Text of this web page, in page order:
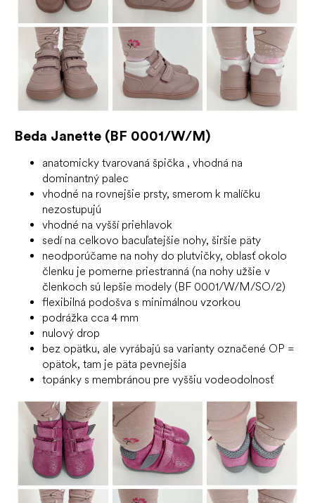
Beda Janette (BF 0001/W/M)
anatomicky tvarovaná špička , vhodná na
dominantný palec
vhodné na rovnejšie prsty, smerom k malíčku
nezostupujú
vhodné na vyšší priehlavok
sedí na celkovo bacuľatejšie nohy, širšie päty
neodporúčame na nohy do plutvičky, oblasť okolo
členku je pomerne priestranná (na nohy užšie v
členkoch sú lepšie modely (BF 0001/W/M/SO/2)
flexibilná podošva s minimálnou vzorkou
podrážka cca 4 mm
nulový drop
bez opätku, ale vyrábajú sa varianty označené OP =
opätok, tam je päta pevnejšia
topánky s membránou pre vyššiu vodeodolnosť